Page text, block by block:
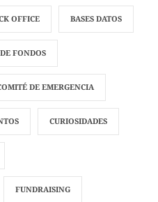
OFFICE BASES DATOS
FONDOS
DE EMERGENCIA
CURIOSIDADES
FUNDRAISING